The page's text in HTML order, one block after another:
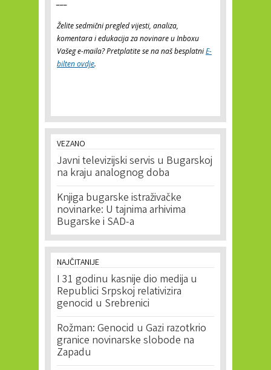
Želite sedmični pregled vijesti, analiza,
komentara i edukacija za novinare u Inboxu
Vašeg e-maila? Pretplatite se na naš besplatniE-
bilten ovdje.
VEZANO
Javni televizijski servis u Bugarskoj
na kraju analognog doba
Knjiga bugarske istraživačke
novinarke: U tajnima arhivima
Bugarske i SAD-a
NAJČITANIJE
I 31 godinu kasnije dio medija u
Republici Srpskoj relativizira
genocid u Srebrenici
Rožman: Genocid u Gazi razotkrio
granice novinarske slobode na
Zapadu